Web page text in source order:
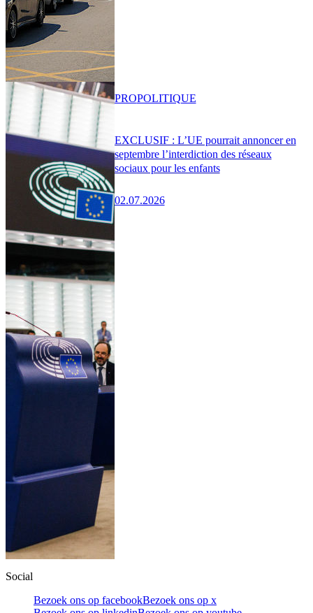
EXCLUSIF : L’UE pourrait annoncer en
septembre l’interdiction des réseaux
sociaux pour les enfants
02.07.2026
PROPOLITIQUE
Social
Bezoek ons op facebookBezoek ons op x